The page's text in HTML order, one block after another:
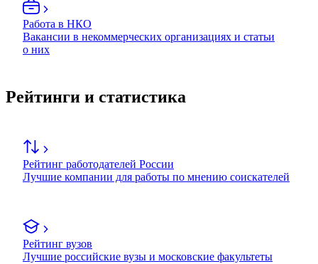
Работа в НКО
Вакансии в некоммерческих организациях и статьи
о них
Рейтинги и статистика
Рейтинг работодателей России
Лучшие компании для работы по мнению соискателей
Рейтинг вузов
Лучшие российские вузы и московские факультеты